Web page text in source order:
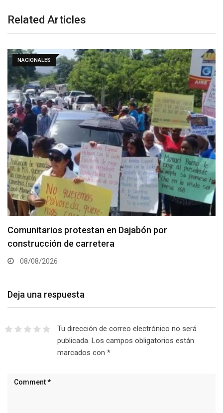
Related Articles
NACIONALES
Comunitarios protestan en Dajabón por
construcción de carretera
08/08/2026
Deja una respuesta
Tu dirección de correo electrónico no será
publicada. Los campos obligatorios están
marcados con *